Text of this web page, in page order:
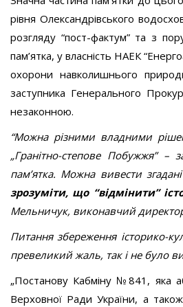
рівня Олександрівського
розгляду “пост-фактум” та з
пам’ятка, у власність НАЕК
охорони навколишнього
заступника Генерального
незаконною.
“Можна різними владними
„Гранітно-степове Побужжя” –
пам’ятка. Можна вивести
зрозуміти, що “відмінити”
Мельничук, виконавчий
Питання збереження історико-
превеликий жаль, так і не було
„Постанову Кабміну №841, яка
Верховної Ради України, а